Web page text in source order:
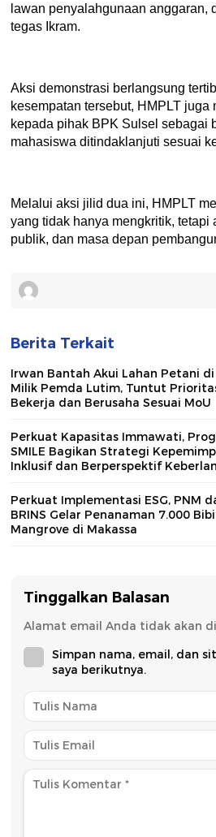
lawan penyalahgunaan anggaran,
tegas Ikram.
Aksi demonstrasi berlangsung
kesempatan tersebut, HMPLT
kepada pihak BPK Sulsel sebagai
mahasiswa ditindaklanjuti sesuai
Melalui aksi jilid dua ini, HMPLT
yang tidak hanya mengkritik,
publik, dan masa depan
Berita Terkait
Irwan Bantah Akui Lahan Petani di
Milik Pemda Lutim, Tuntut
Bekerja dan Berusaha Sesuai MoU
Perkuat Kapasitas Immawati,
SMILE Bagikan Strategi
Inklusif dan Berperspektif
Perkuat Implementasi ESG, PNM
BRINS Gelar Penanaman 7.000
Mangrove di Makassa
Tinggalkan Balasan
Alamat email Anda tidak akan
Simpan nama, email, dan
saya berikutnya.